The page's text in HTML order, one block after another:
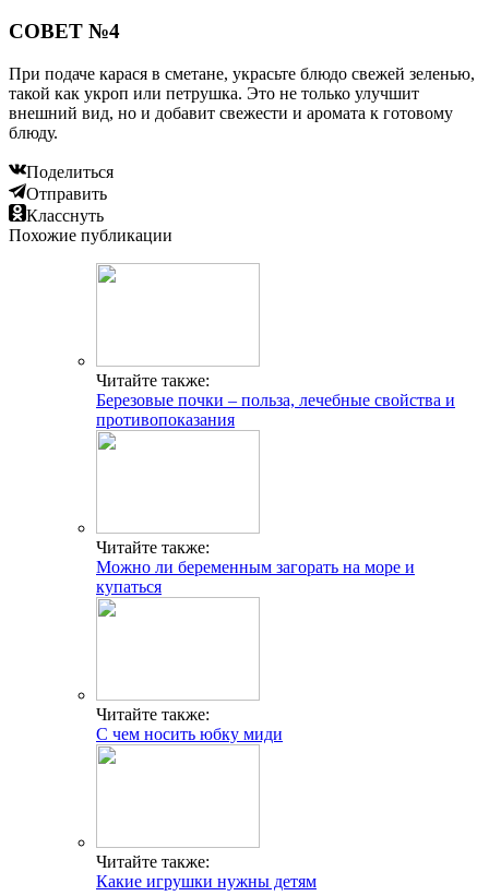
СОВЕТ №4
При подаче карася в сметане, украсьте блюдо свежей зеленью,
такой как укроп или петрушка. Это не только улучшит
внешний вид, но и добавит свежести и аромата к готовому
блюду.
Поделиться
Отправить
Класснуть
Похожие публикации
Читайте также:
Березовые почки – польза, лечебные свойства и
противопоказания
Читайте также:
Можно ли беременным загорать на море и
купаться
Читайте также:
С чем носить юбку миди
Читайте также:
Какие игрушки нужны детям